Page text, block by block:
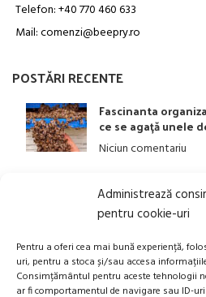
Administrează
pentru cookie-uri
Pentru a oferi cea mai bună experiență,
uri, pentru a stoca și/sau accesa
Consimțământul pentru aceste tehnologii
ar fi comportamentul de navigare sau ID-
Telefon: +40 770 460 633
Mail: comenzi@beepry.ro
POSTĂRI RECENTE
Fascinanta
ce se agață unele
Niciun comentariu
LINK-URI UTILE
ANPC
Politica privind Prelucrarea Datelor